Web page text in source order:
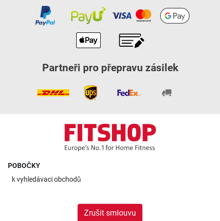
Partneři pro přepravu zásilek
POBOČKY
kvyhledávaci obchodů
Zrušit smlouvu